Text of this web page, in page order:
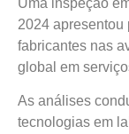
2024
fabricantes nas
global em
As análises
tecnologias em